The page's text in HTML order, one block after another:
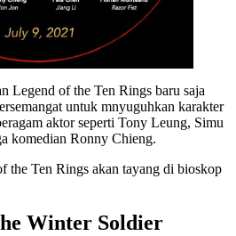
Legend of the Ten Rings baru saja
untuk mnyuguhkan karakter
aktor seperti Tony Leung, Simu
komedian Ronny Chieng.
the Ten Rings akan tayang di bioskop
Winter Soldier